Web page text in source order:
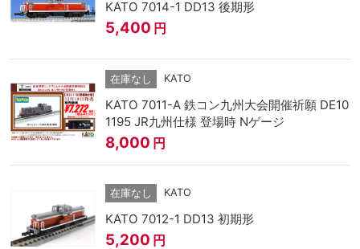
KATO 7014-1 DD13 後期形
5,400 円
在庫なし KATO
KATO 7011-A 鉄コン九州大会開催祈願 DE10
1195 JR九州仕様 登場時 Nゲージ
8,000 円
在庫なし KATO
KATO 7012-1 DD13 初期形
5,200 円